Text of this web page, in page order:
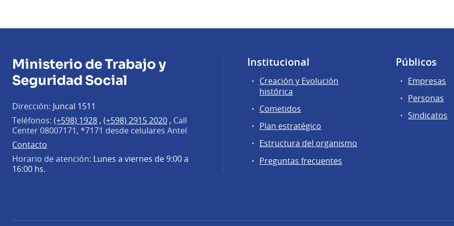
Ministerio de Trabajo y
Seguridad Social
Dirección: Juncal 1511
Teléfonos: (+598) 1928 , (+598) 2915 2020 , Call
Center 08007171, *7171 desde celulares Antel
Contacto
Horario de atención: Lunes a viernes de 9:00 a
16:00 hs.
Institucional
Creación y Evolución
histórica
Cometidos
Plan estratégico
Estructura del organismo
Preguntas frecuentes
Públicos
Empresas
Personas
Sindicatos